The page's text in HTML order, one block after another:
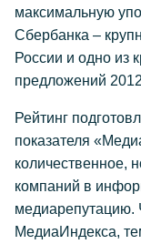
максимальную
Сбербанка –
России и одно из
предложений
Рейтинг
показателя
количественное,
компаний в
медиарепутацию.
МедиаИндекса,